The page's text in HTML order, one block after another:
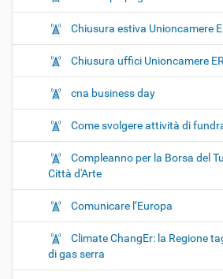
Chiusura estiva Unioncamere
Chiusura uffici Unioncamere ER
cna business day
Come svolgere attività di
Compleanno per la Borsa del
Città d'Arte
Comunicare l’Europa
Climate ChangEr: la Regione
di gas serra